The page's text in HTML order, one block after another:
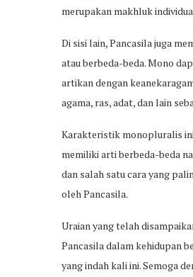
merupakan makhluk
Di sisi lain, Pancasila juga
atau berbeda-beda. Mono
artikan dengan
agama, ras, adat, dan lain
Karakteristik monopluralis
memiliki arti berbeda-beda
dan salah satu cara yang
oleh Pancasila.
Uraian yang telah
Pancasila dalam kehidupan
yang indah kali ini. Semoga